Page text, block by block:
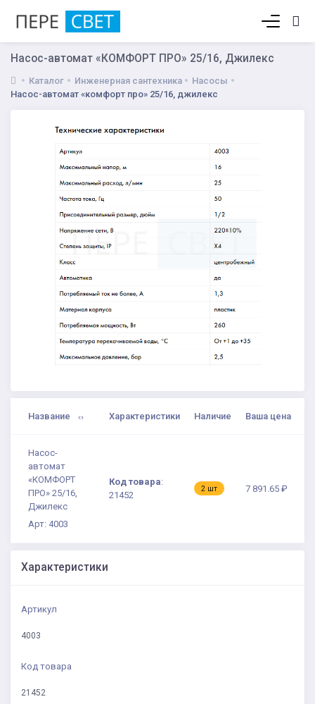
Насос-автомат «КОМФОРТ ПРО» 25/16, Джилекс
Каталог Инженерная сантехника
Насосы
Насос-автомат «комфорт про» 25/16, джилекс
Название Характеристики Наличие Ваша цена
Насос-
автомат
«КОМФОРТ
ПРО» 25/16,
Джилекс
Арт: 4003
Код товара:
21452
2 шт 7 891.65 ₽
Характеристики
Артикул
4003
Код товара
21452